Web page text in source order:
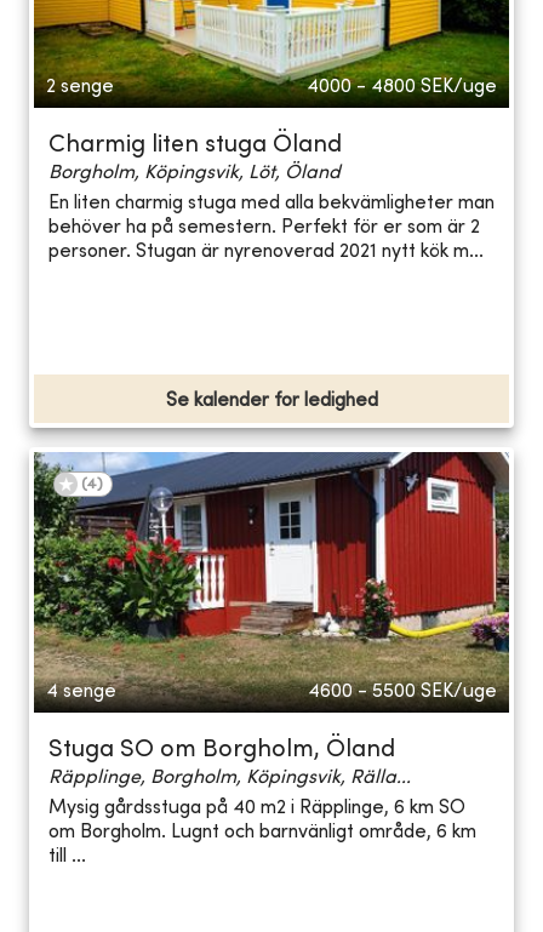
2 senge 4000 - 4800 SEK/uge
Charmig liten stuga Öland
Borgholm, Köpingsvik, Löt, Öland
En liten charmig stuga med alla bekvämligheter man
behöver ha på semestern. Perfekt för er som är 2
personer. Stugan är nyrenoverad 2021 nytt kök m...
Se kalender for ledighed
(4)
4 senge 4600 - 5500 SEK/uge
Stuga SO om Borgholm, Öland
Räpplinge, Borgholm, Köpingsvik, Rälla...
Mysig gårdsstuga på 40 m2 i Räpplinge, 6 km SO
om Borgholm. Lugnt och barnvänligt område, 6 km
till ...